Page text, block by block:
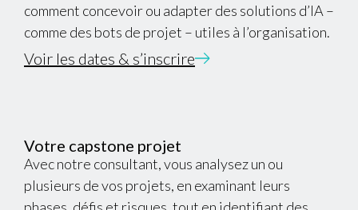
comment concevoir ou adapter des solutions d’IA –
comme des bots de projet – utiles à l’organisation.
Voir les dates & s’inscrire
Votre capstone projet
Avec notre consultant, vous analysez un ou
plusieurs de vos projets, en examinant leurs